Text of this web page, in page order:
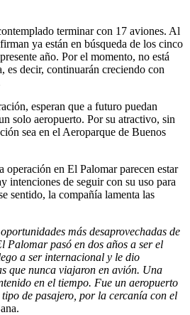
terminar con 17 aviones. Al
ya están en búsqueda de los cinco
año. Por el momento, no está
es decir, continuarán creciendo con
esperan que a futuro puedan
solo aeropuerto. Por su atractivo, sin
sea en el Aeroparque de Buenos
operación en El Palomar parecen estar
intenciones de seguir con su uso para
sentido, la compañía lamenta las
más desaprovechadas de
Palomar pasó en dos años a ser el
a ser internacional y le dio
que nunca viajaron en avión. Una
en el tiempo. Fue un aeropuerto
de pasajero, por la cercanía con el